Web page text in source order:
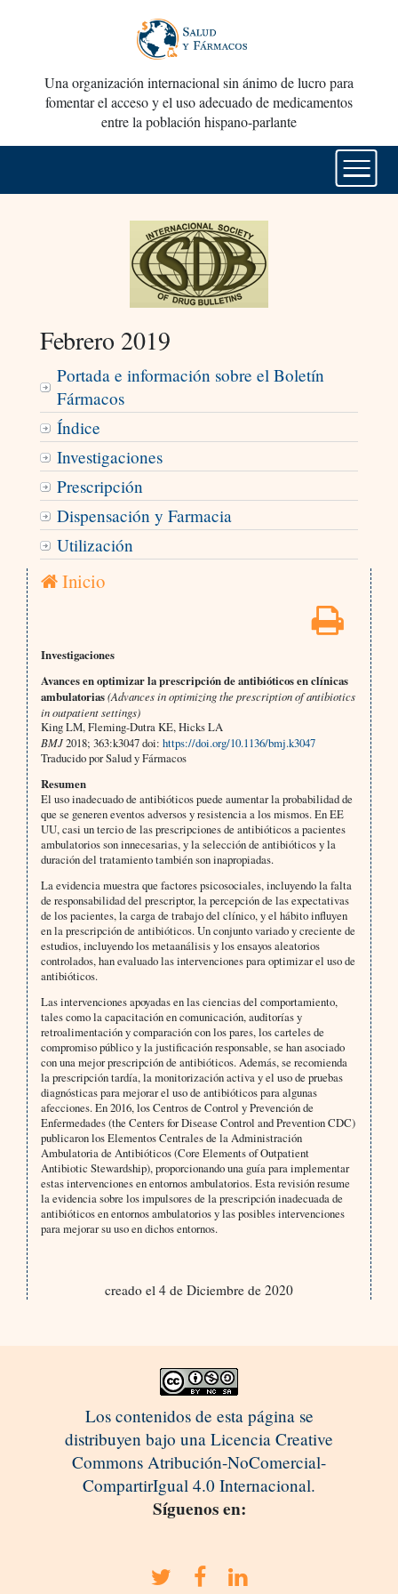
Una organización internacional sin ánimo de lucro para
fomentar el acceso y el uso adecuado de medicamentos
entre la población hispano-parlante
Febrero 2019
Portada e información sobre el Boletín
Fármacos
Índice
Investigaciones
Prescripción
Dispensación y Farmacia
Utilización
Inicio
Investigaciones
Avances en optimizar la prescripción de antibióticos en clínicas
ambulatorias(Advances in optimizing the prescription of antibiotics
in outpatient settings)
King LM, Fleming-Dutra KE, Hicks LA
BMJ2018; 363:k3047 doi: https://doi.org/10.1136/bmj.k3047
Traducido por Salud y Fármacos
Resumen
El uso inadecuado de antibióticos puede aumentar la probabilidad de
que se generen eventos adversos y resistencia a los mismos. En EE
UU, casi un tercio de las prescripciones de antibióticos a pacientes
ambulatorios son innecesarias, y la selección de antibióticos y la
duración del tratamiento también son inapropiadas.
La evidencia muestra que factores psicosociales, incluyendo la falta
de responsabilidad del prescriptor, la percepción de las expectativas
de los pacientes, la carga de trabajo del clínico, y el hábito influyen
en la prescripción de antibióticos. Un conjunto variado y creciente de
estudios, incluyendo los metaanálisis y los ensayos aleatorios
controlados, han evaluado las intervenciones para optimizar el uso de
antibióticos.
Las intervenciones apoyadas en las ciencias del comportamiento,
tales como la capacitación en comunicación, auditorías y
retroalimentación y comparación con los pares, los carteles de
compromiso público y la justificación responsable, se han asociado
con una mejor prescripción de antibióticos. Además, se recomienda
la prescripción tardía, la monitorización activa y el uso de pruebas
diagnósticas para mejorar el uso de antibióticos para algunas
afecciones. En 2016, los Centros de Control y Prevención de
Enfermedades (the Centers for Disease Control and Prevention CDC)
publicaron los Elementos Centrales de la Administración
Ambulatoria de Antibióticos (Core Elements of Outpatient
Antibiotic Stewardship), proporcionando una guía para implementar
estas intervenciones en entornos ambulatorios. Esta revisión resume
la evidencia sobre los impulsores de la prescripción inadecuada de
antibióticos en entornos ambulatorios y las posibles intervenciones
para mejorar su uso en dichos entornos.
creado el 4 de Diciembre de 2020
Los contenidos de esta página se
distribuyen bajo una Licencia Creative
Commons Atribución-NoComercial-
CompartirIgual 4.0 Internacional.
Síguenos en: